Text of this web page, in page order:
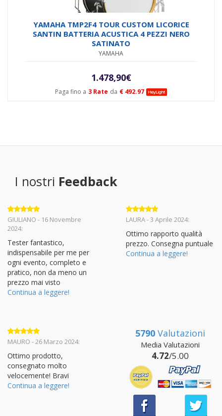
Paga fino a 3 Rate da € 492.97
YAMAHA TMP2F4 TOUR CUSTOM LICORICE
SANTIN BATTERIA ACUSTICA 4 PEZZI NERO
SATINATO
YAMAHA
1.478,90€
I nostri Feedback
Valutato 5
su 5
GIULIANO - 16 Novembre
2024:
Tester fantastico,
indispensabile per me per
ogni evento, completo e
pratico, non da meno un
prezzo mai visto
Continua a leggere!
Valutato 5
LAURA - 3 Aprile 2024:
Ottimo rapporto qualità
prezzo. Consegna puntuale
Continua a leggere!
Valutato5
MAURO - 26 Marzo 2024:
Ottimo prodotto,
consegnato molto
velocemente! Bravi
Continua a leggere!
5790 Valutazioni
Media Valutazioni
4.72/5.00